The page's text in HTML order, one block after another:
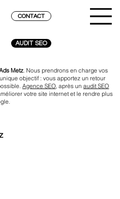
AUDIT SEO
CONTACT
Metz. Nous prendrons en charge vos
objectif : vous apportez un retour
Agence SEO, après unaudit SEO
votre site internet et le rendre plus